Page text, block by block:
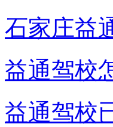
石家庄益
益通驾校
益通驾校